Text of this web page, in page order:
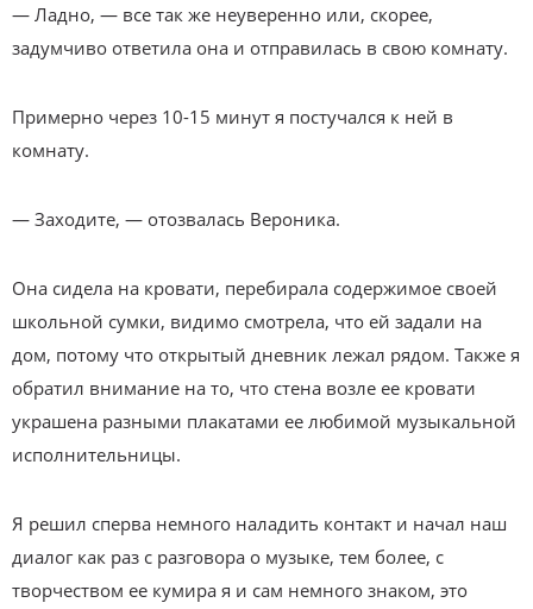
— Ладно, — все так же неуверенно или, скорее,
задумчиво ответила она и отправилась в свою комнату.
Примерно через 10-15 минут я постучался к ней в
комнату.
— Заходите, — отозвалась Вероника.
Она сидела на кровати, перебирала содержимое своей
школьной сумки, видимо смотрела, что ей задали на
дом, потому что открытый дневник лежал рядом. Также я
обратил внимание на то, что стена возле ее кровати
украшена разными плакатами ее любимой музыкальной
исполнительницы.
Я решил сперва немного наладить контакт и начал наш
диалог как раз с разговора о музыке, тем более, с
творчеством ее кумира я и сам немного знаком, это